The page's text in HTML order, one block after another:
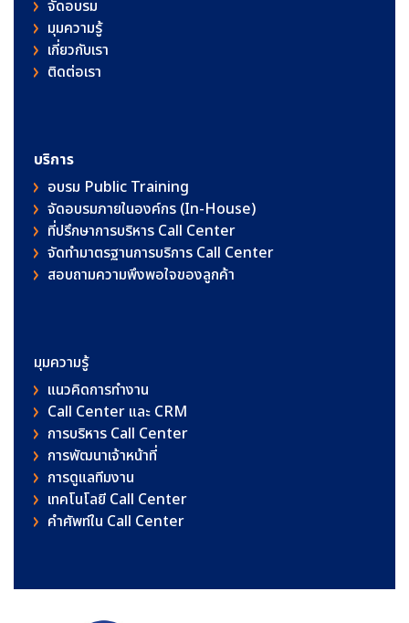
จัดอบรม
มุมความรู้
เกี่ยวกับเรา
ติดต่อเรา
บริการ
อบรม Public Training
จัดอบรมภายในองค์กร (In-House)
ที่ปรึกษาการบริหาร Call Center
จัดทำมาตรฐานการบริการ Call Center
สอบถามความพึงพอใจของลูกค้า
มุมความรู้
แนวคิดการทำงาน
Call Center และ CRM
การบริหาร Call Center
การพัฒนาเจ้าหน้าที่
การดูแลทีมงาน
เทคโนโลยี Call Center
คําศัพท์ใน Call Center